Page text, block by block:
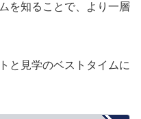
を知ることで、より一層
と見学のベストタイムに